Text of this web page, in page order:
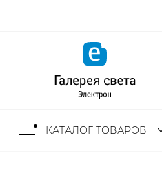
КАТАЛОГ ТОВАРОВ